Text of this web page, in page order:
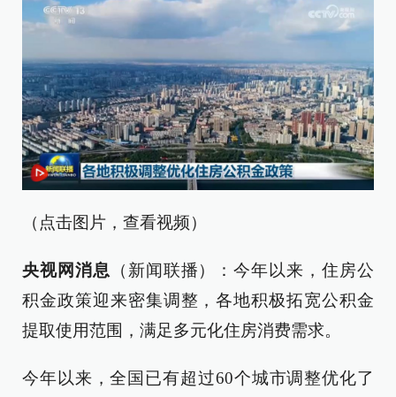
（点击图片，查看视频）
央视网消息 （新闻联播）：今年以来，住房公
积金政策迎来密集调整，各地积极拓宽公积金
提取使用范围，满足多元化住房消费需求。
今年以来，全国已有超过60个城市调整优化了